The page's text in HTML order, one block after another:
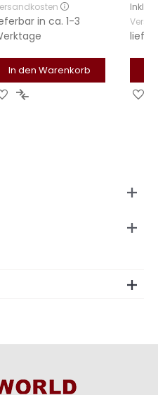
in ca. 1-3
In den Warenkorb
Zur Zur
Inkl.